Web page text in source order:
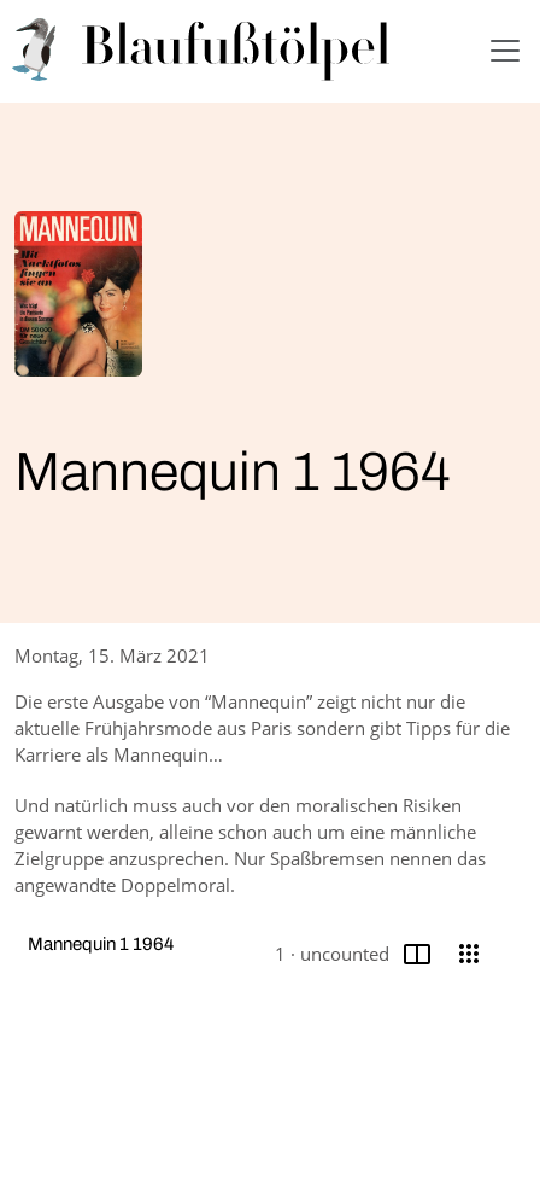
Mannequin 1 1964
Montag, 15. März 2021
Die erste Ausgabe von “Mannequin” zeigt nicht nur die
aktuelle Frühjahrsmode aus Paris sondern gibt Tipps für die
Karriere als Mannequin…
Und natürlich muss auch vor den moralischen Risiken
gewarnt werden, alleine schon auch um eine männliche
Zielgruppe anzusprechen. Nur Spaßbremsen nennen das
angewandte Doppelmoral.
Mannequin 1 1964 Seite
Aktuelle Seite
1 · uncounted
/ Seitenauswahl